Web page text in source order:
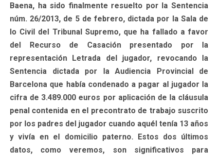
Baena, ha sido finalmente resuelto por la Sentencia
núm. 26/2013, de 5 de febrero, dictada por la Sala de
lo Civil del Tribunal Supremo, que ha fallado a favor
del Recurso de Casación presentado por la
representación Letrada del jugador, revocando la
Sentencia dictada por la Audiencia Provincial de
Barcelona que había condenado a pagar al jugador la
cifra de 3.489.000 euros por aplicación de la cláusula
penal contenida en el precontrato de trabajo suscrito
por los padres del jugador cuando aquél tenía 13 años
y vivía en el domicilio paterno. Estos dos últimos
datos, como veremos, son significativos para